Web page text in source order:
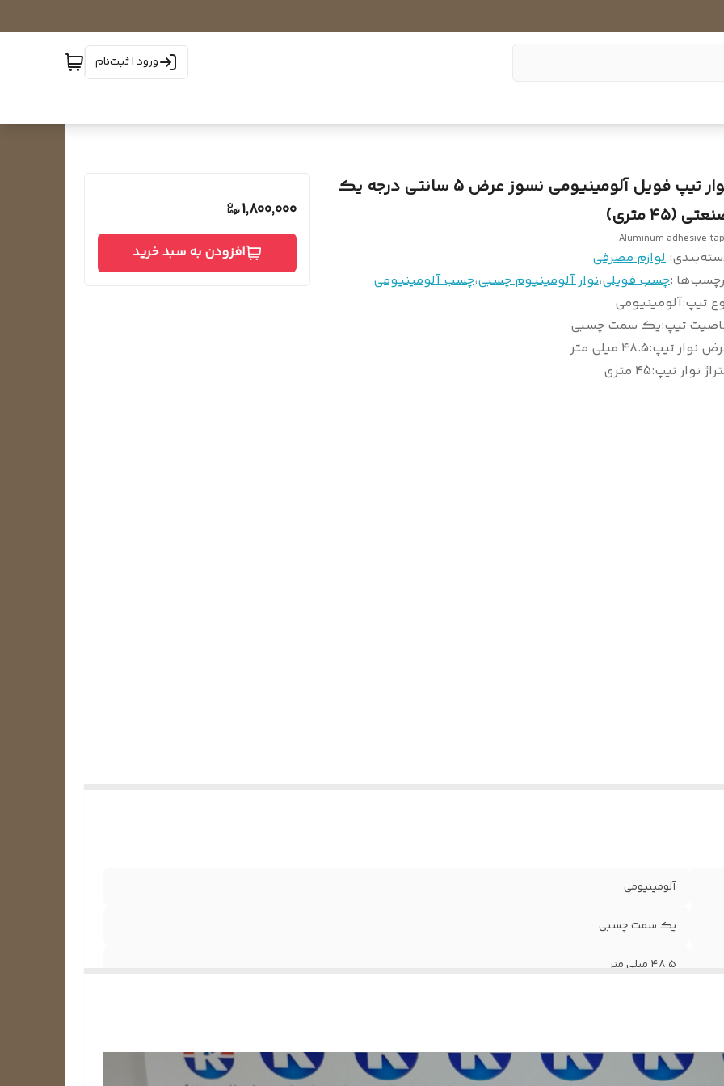
ورود | ثبت‌نام
نوار تیپ فویل آلومینیومی نسوز عرض 5 سانتی درجه یک
(۴۵ متری)
Aluminum adhesive
: لوازم مصرفی
:چسب فویلی،نوار آلومینیوم چسبی،چسب آلومینیومی
تیپ:آلومینیومی
تیپ:یک سمت چسبی
نوار تیپ:۴۸.۵ میلی متر
نوار تیپ:۴5 متری
1,800,000
افزودن به سبد خرید
آلومینیومی
یک سمت چسبی
۴۸.۵ میلی متر